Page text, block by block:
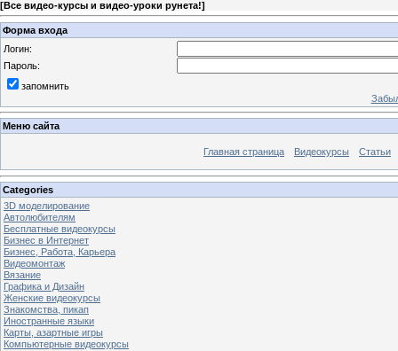
[Все видео-курсы и видео-уроки рунета!]
Форма входа
Логин:
Пароль:
запомнить
Меню сайта
Главная страница Видеокурсы Статьи
Categories
3D моделирование
Автолюбителям
Бесплатные видеокурсы
Бизнес в Интернет
Бизнес, Работа, Карьера
Видеомонтаж
Вязание
Графика и Дизайн
Женские видеокурсы
Знакомства, пикап
Иностранные языки
Карты, азартные игры
Компьютерные видеокурсы